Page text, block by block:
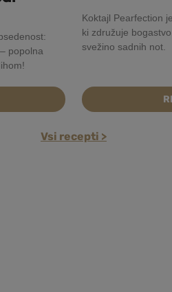
popolna
Koktajl Pearfection
ki združuje
svežino sadnih not.
Vsi recepti >